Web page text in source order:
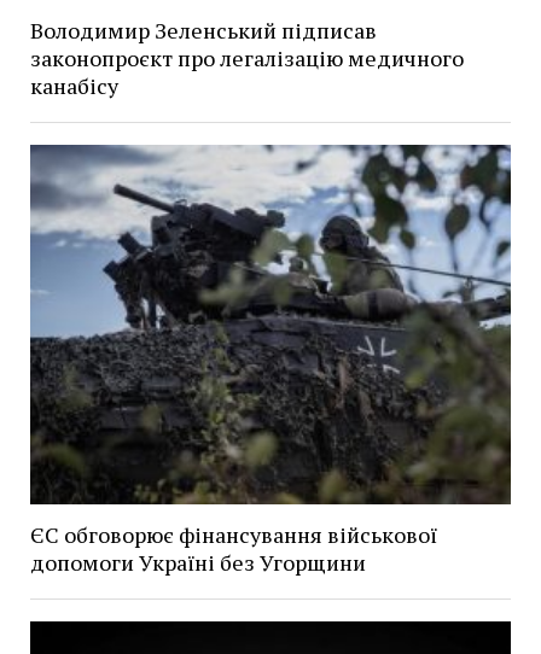
Володимир Зеленський підписав
законопроєкт про легалізацію медичного
канабісу
ЄС обговорює фінансування військової
допомоги Україні без Угорщини